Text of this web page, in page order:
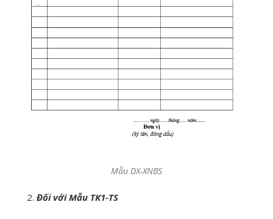
Mẫu DX-XNBS
Đối với Mẫu TK1-TS